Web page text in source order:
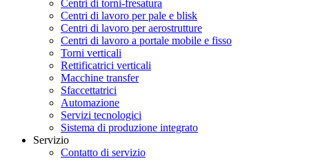
Centri di torni-fresatura
Centri di lavoro per pale e blisk
Centri di lavoro per aerostrutture
Centri di lavoro a portale mobile e fisso
Torni verticali
Rettificatrici verticali
Macchine transfer
Sfaccettatrici
Automazione
Servizi tecnologici
Sistema di produzione integrato
Servizio
Contatto di servizio